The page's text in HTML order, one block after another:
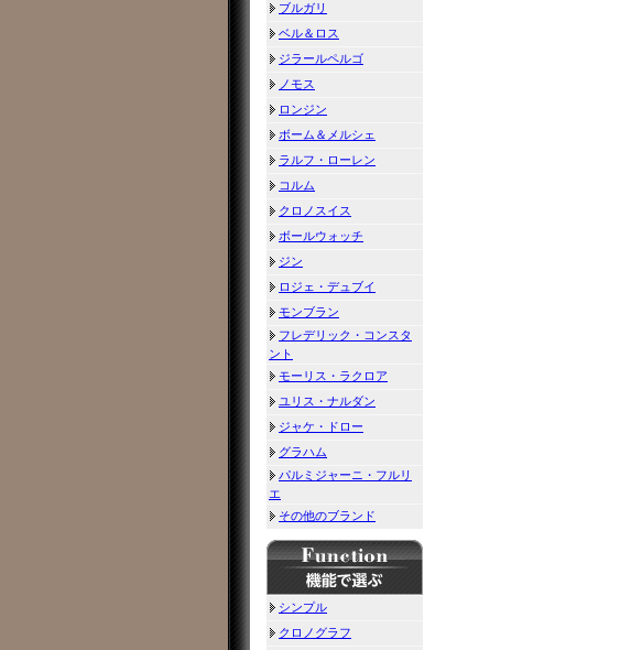
ブルガリ
ベル＆ロス
ジラールペルゴ
ノモス
ロンジン
ボーム＆メルシェ
ラルフ・ローレン
コルム
クロノスイス
ボールウォッチ
ジン
ロジェ・デュブイ
モンブラン
フレデリック・コンスタ
ント
モーリス・ラクロア
ユリス・ナルダン
ジャケ・ドロー
グラハム
パルミジャーニ・フルリ
エ
その他のブランド
シンプル
クロノグラフ